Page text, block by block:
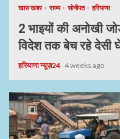
खास खबर राज्य सोनीपत हरियाणा
2 भाइयों की अनोखी
विदेश तक बेच रहे देसी
हरियाणा न्यूज़24 4 weeks ago